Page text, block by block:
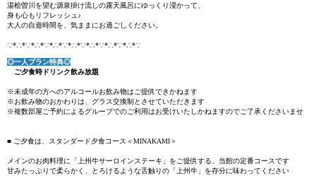
湯桧曽川を望む源泉掛け流しの露天風呂にゆっくり浸かって、
身も心もリフレッシュ♪
大人の自遊時間を、気ままにお過ごしください。
∵*∴*∵*∴*∵*∴*∵*∴*∵*∴*∵*∴*∵*∴*∵
◎一人プラン特典◎
ご夕食時ドリンク飲み放題
※未成年の方へのアルコールお飲み物はご提供できかねます
※お飲み物のおかわりは、グラス交換制とさせていただきます
※複数部屋ご予約によるグループでのご利用はお受けいたしかねますのでご了承くださいませ
■ ご夕食は、スタンダード夕食コース＜MINAKAMI＞
メインのお肉料理に「上州牛サーロインステーキ」をご提供する、当館の定番コースです
甘みたっぷりで柔らかく、とろけるような舌触りの「上州牛」を存分に味わってください